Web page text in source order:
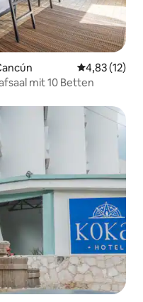
4,83 (12)
mit 10 Betten